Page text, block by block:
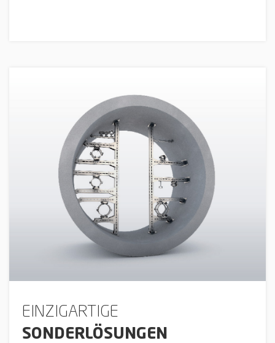
EINZIGARTIGE
SONDERLÖSUNGEN